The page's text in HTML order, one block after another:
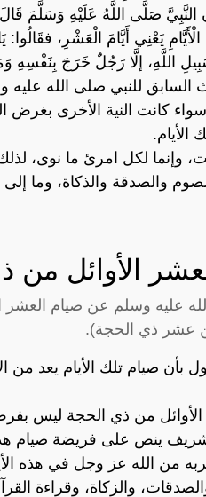
النَّبِيَّ صَلَّى اللَّهُ عَلَيْهِ وَسَلَّمَ
يَعْنِي أَيَّامَ الْعَشْرِ، فقَالُوا:
اللَّهِ، إلَّا رَجُلٌ خَرَجَ بِنَفْسِهِ
للنبي صلى الله عليه
كانت النية الأخرى
الأيام.
وإنما لكل امرئ ما نوى،
والصدقة والذكاة، وما
الأوائل من
عليه وسلم عن صيام العشر
من عشر ذي الحجة).
بأن صيام تلك الأيام يعد من
من ذي الحجة ليس
ينص على فريضة صيام
من الله عز وجل في هذه
والزكاة، وقراءة